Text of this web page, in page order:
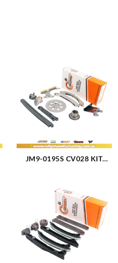
JM9-0195S CV028 KIT
V6-4.2L COLORADO V6-
2.9L V6-3.7L 07-10 10
PIEZAS TK CV028 (2303)